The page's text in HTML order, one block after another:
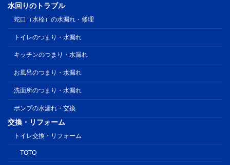
水回りのトラブル
蛇口（水栓）の水漏れ・修理
トイレのつまり・水漏れ
キッチンのつまり・水漏れ
お風呂のつまり・水漏れ
洗面所のつまり・水漏れ
ポンプの水漏れ・交換
交換・リフォーム
トイレ交換・リフォーム
TOTO